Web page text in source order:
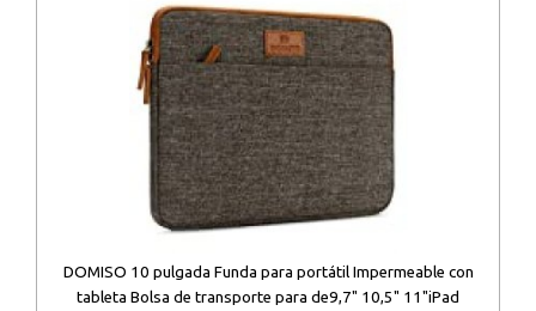
DOMISO 10 pulgada Funda para portátil Impermeable con
tableta Bolsa de transporte para de9,7" 10,5" 11"iPad